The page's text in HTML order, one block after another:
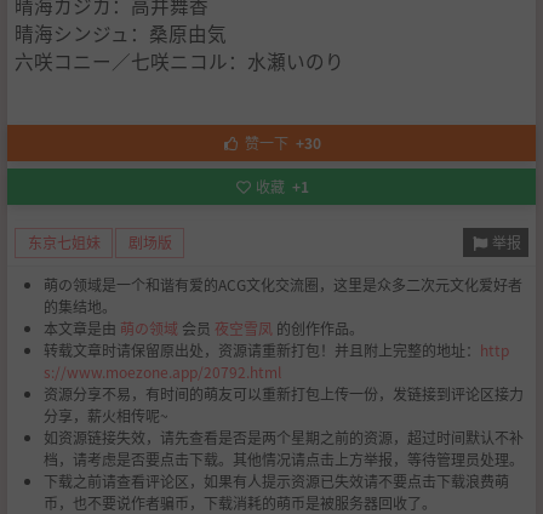
晴海シンジュ：桑原由気
六咲コニー／七咲ニコル：水瀬いのり
赞一下 +30
收藏 +1
东京七姐妹 剧场版 举报
萌の领域是一个和谐有爱的ACG文化交流圈，这里是众多二次元文化爱好者
的集结地。
本文章是由 萌の领域 会员 夜空雪凤 的创作作品。
转载文章时请保留原出处，资源请重新打包！并且附上完整的地址： http
s://www.moezone.app/20792.html
资源分享不易，有时间的萌友可以重新打包上传一份，发链接到评论区接力
分享，薪火相传呢~
如资源链接失效，请先查看是否是两个星期之前的资源，超过时间默认不补
档，请考虑是否要点击下载。其他情况请点击上方举报，等待管理员处理。
下载之前请查看评论区，如果有人提示资源已失效请不要点击下载浪费萌
币，也不要说作者骗币，下载消耗的萌币是被服务器回收了。